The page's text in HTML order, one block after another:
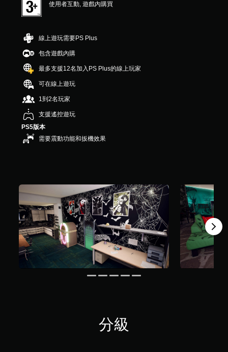
使用者互動, 遊戲內購買
線上遊玩需要PS Plus
包含遊戲內購
最多支援12名加入PS Plus的線上玩家
可在線上遊玩
1到2名玩家
支援遙控遊玩
PS5版本
需要震動功能和扳機效果
分級